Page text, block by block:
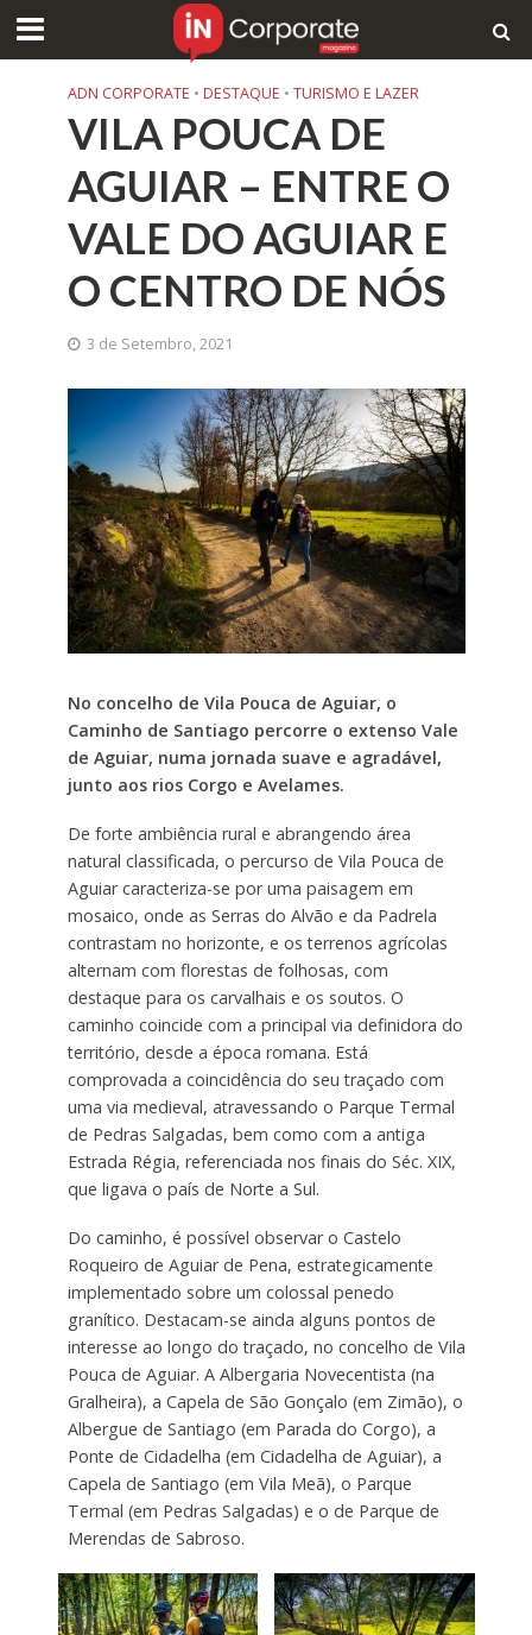
ADN CORPORATE • DESTAQUE • TURISMO E LAZER
VILA POUCA DE
AGUIAR – ENTRE O
VALE DO AGUIAR E
O CENTRO DE NÓS
3 de Setembro, 2021
No concelho de Vila Pouca de Aguiar, o
Caminho de Santiago percorre o extenso Vale
de Aguiar, numa jornada suave e agradável,
junto aos rios Corgo e Avelames.
De forte ambiência rural e abrangendo área
natural classificada, o percurso de Vila Pouca de
Aguiar caracteriza-se por uma paisagem em
mosaico, onde as Serras do Alvão e da Padrela
contrastam no horizonte, e os terrenos agrícolas
alternam com florestas de folhosas, com
destaque para os carvalhais e os soutos. O
caminho coincide com a principal via definidora do
território, desde a época romana. Está
comprovada a coincidência do seu traçado com
uma via medieval, atravessando o Parque Termal
de Pedras Salgadas, bem como com a antiga
Estrada Régia, referenciada nos finais do Séc. XIX,
que ligava o país de Norte a Sul.
Do caminho, é possível observar o Castelo
Roqueiro de Aguiar de Pena, estrategicamente
implementado sobre um colossal penedo
granítico. Destacam-se ainda alguns pontos de
interesse ao longo do traçado, no concelho de Vila
Pouca de Aguiar. A Albergaria Novecentista (na
Gralheira), a Capela de São Gonçalo (em Zimão), o
Albergue de Santiago (em Parada do Corgo), a
Ponte de Cidadelha (em Cidadelha de Aguiar), a
Capela de Santiago (em Vila Meã), o Parque
Termal (em Pedras Salgadas) e o de Parque de
Merendas de Sabroso.